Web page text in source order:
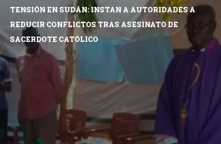
TENSIÓN EN SUDÁN: INSTAN A AUTORIDADES A
REDUCIR CONFLICTOS TRAS ASESINATO DE
SACERDOTE CATÓLICO